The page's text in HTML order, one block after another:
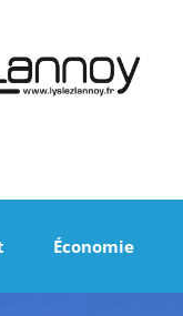
Économie